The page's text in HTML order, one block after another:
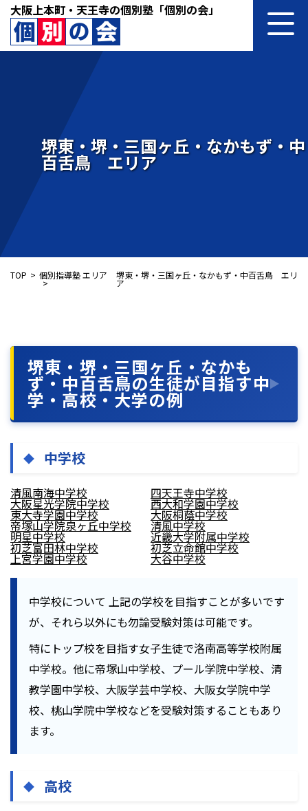
大阪上本町・天王寺の個別塾「個別の会」
堺東・堺・三国ヶ丘・なかもず・中
百舌鳥 エリア
TOP 個別指導塾 エリア 堺東・堺・三国ヶ丘・なかもず・中百舌鳥 エリ
ア
堺東・堺・三国ヶ丘・なかも
ず・中百舌鳥の生徒が目指す中
学・高校・大学の例
中学校
清風南海中学校 四天王寺中学校
大阪星光学院中学校 西大和学園中学校
東大寺学園中学校 大阪桐蔭中学校
帝塚山学院泉ヶ丘中学校 清風中学校
明星中学校 近畿大学附属中学校
初芝富田林中学校 初芝立命館中学校
上宮学園中学校 大谷中学校
中学校について 上記の学校を目指すことが多いです
が、それら以外にも勿論受験対策は可能です。
特にトップ校を目指す女子生徒で洛南高等学校附属
中学校。他に帝塚山中学校、プール学院中学校、清
教学園中学校、大阪学芸中学校、大阪女学院中学
校、桃山学院中学校などを受験対策することもあり
ます。
高校